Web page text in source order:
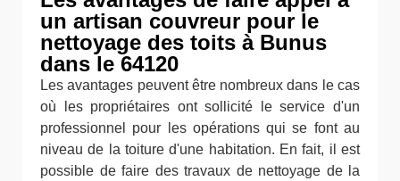
un artisan couvreur pour le
nettoyage des toits à Bunus
dans le 64120
Les avantages peuvent être nombreux dans le cas
où les propriétaires ont sollicité le service d'un
professionnel pour les opérations qui se font au
niveau de la toiture d'une habitation. En fait, il est
possible de faire des travaux de nettoyage de la